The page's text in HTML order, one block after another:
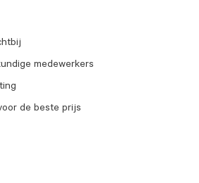
medewerkers
de beste prijs